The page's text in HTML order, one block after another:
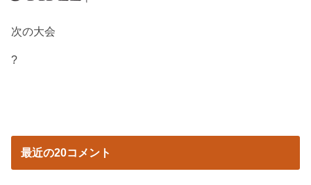
次の大会
?
最近の20コメント